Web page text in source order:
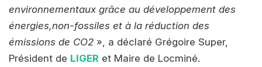
environnementaux grâce au développement des
énergies,non-fossiles et à la réduction des
émissions de CO2 », a déclaré Grégoire Super,
Président de LIGER et Maire de Locminé.